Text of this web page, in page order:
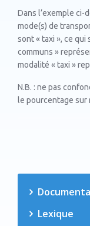
Dans l’exemple ci-
mode(s) de
sont « taxi », ce
communs »
modalité « taxi »
N.B. : ne pas
le pourcentage sur
Lexique